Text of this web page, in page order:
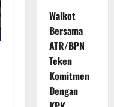
Walkot
Bersama
ATR/BPN
Teken
Komitmen
Dengan